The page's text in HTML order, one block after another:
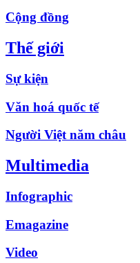
Cộng đồng
Thế giới
Sự kiện
Văn hoá quốc tế
Người Việt năm châu
Multimedia
Infographic
Emagazine
Video